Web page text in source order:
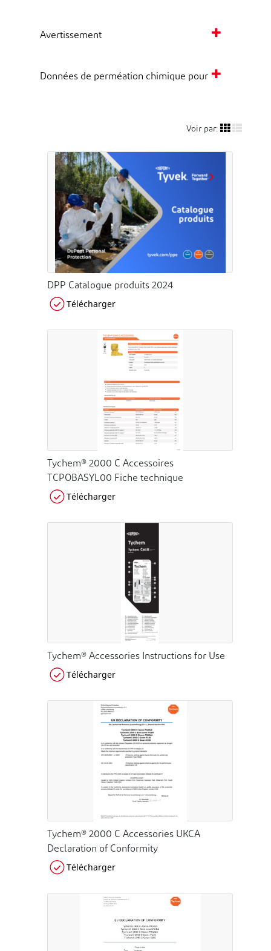
Avertissement
Données de perméation chimique pour
Voir par:
DPP Catalogue produits 2024
Télécharger
Tychem® 2000 C Accessoires
TCPOBASYL00 Fiche technique
Télécharger
Tychem® Accessories Instructions for Use
Télécharger
Tychem® 2000 C Accessories UKCA
Declaration of Conformity
Télécharger